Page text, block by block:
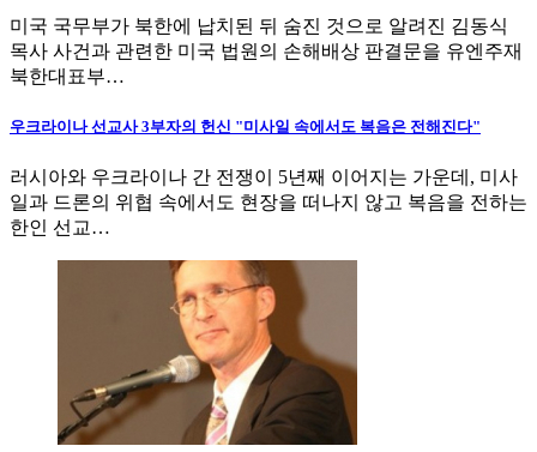
미국 국무부가 북한에 납치된 뒤 숨진 것으로 알려진 김동식
목사 사건과 관련한 미국 법원의 손해배상 판결문을 유엔주재
북한대표부…
우크라이나 선교사 3부자의 헌신 "미사일 속에서도 복음은 전해진다"
러시아와 우크라이나 간 전쟁이 5년째 이어지는 가운데, 미사
일과 드론의 위협 속에서도 현장을 떠나지 않고 복음을 전하는
한인 선교…